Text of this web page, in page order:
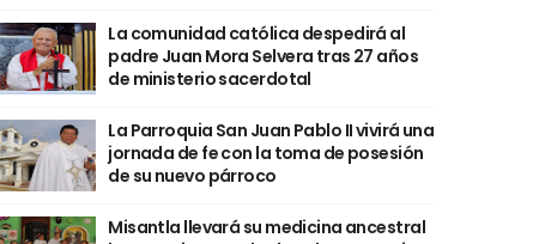
La comunidad católica despedirá al
padre Juan Mora Selvera tras 27 años
de ministerio sacerdotal
La Parroquia San Juan Pablo II vivirá una
jornada de fe con la toma de posesión
de su nuevo párroco
Misantla llevará su medicina ancestral